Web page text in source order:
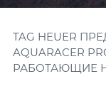
TAG HEUER
AQUARACER
РАБОТАЮЩИЕ